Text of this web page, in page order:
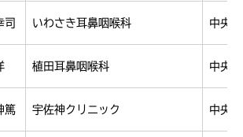
司 いわさき耳鼻咽喉科 中央
植田耳鼻咽喉科 中央
篤 宇佐神クリニック 中央